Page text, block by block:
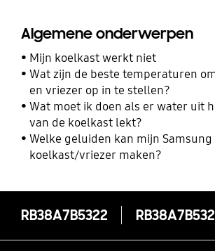
Algemene onderwerpen
Mijn koelkast werkt niet
Wat zijn de beste temperaturen
en vriezer op in te stellen?
Wat moet ik doen als er water uit
van de koelkast lekt?
Welke geluiden kan mijn Samsung
koelkast/vriezer maken?
RB38A7B5322